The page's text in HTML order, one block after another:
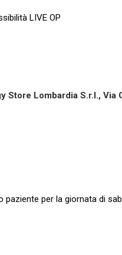
LIVE OP
Store Lombardia S.r.l.,
per la giornata di